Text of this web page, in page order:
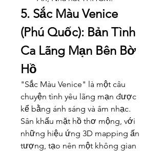
5. Sắc Màu Venice
(Phú Quốc): Bản Tình
Ca Lãng Mạn Bên Bờ
Hồ
"Sắc Màu Venice" là một câu
chuyện tình yêu lãng mạn được
kể bằng ánh sáng và âm nhạc.
Sân khấu mặt hồ thơ mộng, với
những hiệu ứng 3D mapping ấn
tượng, tạo nên một không gian